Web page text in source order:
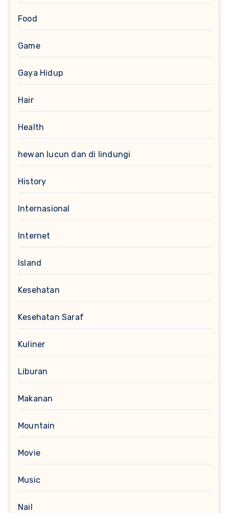
Food
Game
Gaya Hidup
Hair
Health
hewan lucun dan di lindungi
History
Internasional
Internet
Island
Kesehatan
Kesehatan Saraf
Kuliner
Liburan
Makanan
Mountain
Movie
Music
Nail